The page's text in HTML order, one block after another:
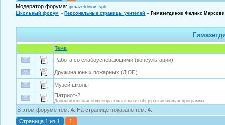
Модератор форума:gimazetdinov_spb
Школьный форум » Персональные страницы учителей » Гимазетдинов Феликс
Тема
Работа со слабоуспевающими (консультации)
Дружина юных пожарных (ДЮП)
Музей школы
Патриот-2
Дополнительная общеобразовательная общеразвивающая программа
В этом форуме тем:4 . На странице показано тем:4
Страница 1 из 1 1